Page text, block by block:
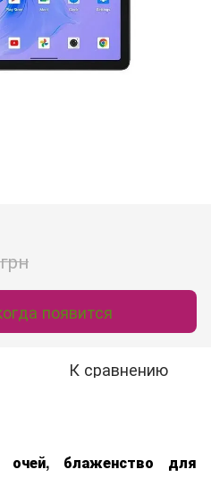
появится
К сравнению
блаженство для